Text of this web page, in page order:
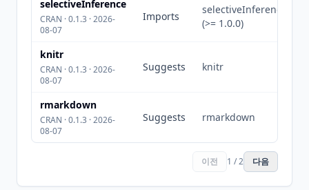
selectiveInference
CRAN · 0.1.3 · 2026-
08-07
Imports
selectiveInference
(>= 1.0.0)
knitr
CRAN · 0.1.3 · 2026-
08-07
Suggests knitr
rmarkdown
CRAN · 0.1.3 · 2026-
08-07
Suggests rmarkdown
이전 1 / 2 다음